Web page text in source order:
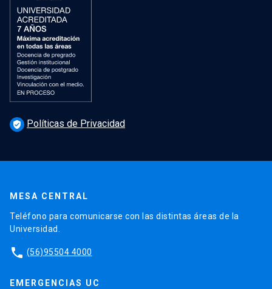
verified_user Políticas de Privacidad
MESA CENTRAL
Teléfono para comunicarse con las distintas áreas de la
Universidad.
phone (56)95504 4000
EMERGENCIAS UC